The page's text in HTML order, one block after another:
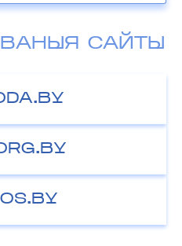
САЙТЫ